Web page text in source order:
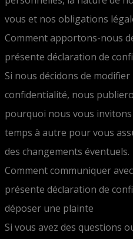
vous et nos obligations
Comment apportons-nous
présente déclaration de
Si nous décidons de
confidentialité, nous
pourquoi nous vous
temps à autre pour vous
des changements éventuels.
Comment communiquer
présente déclaration de
déposer une plainte
Si vous avez des questions